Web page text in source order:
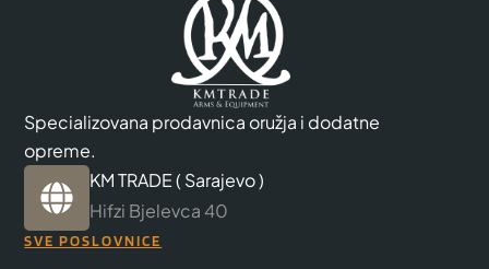
Specializovana prodavnica oružja i dodatne
opreme.
KM TRADE ( Sarajevo )
Hifzi Bjelevca 40
SVE POSLOVNICE